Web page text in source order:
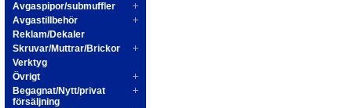
Avgaspipor/submuffler
Avgastillbehör
Reklam/Dekaler
Skruvar/Muttrar/Brickor
Verktyg
Övrigt
Begagnat/Nytt/privat
försäljning